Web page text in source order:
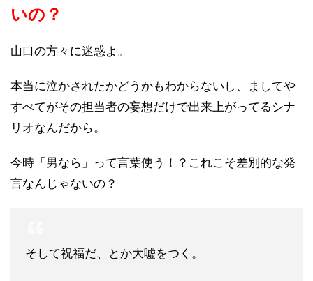
いの？
山口の方々に迷惑よ。
本当に泣かされたかどうかもわからないし、ましてや
すべてがその担当者の妄想だけで出来上がってるシナ
リオなんだから。
今時「男なら」って言葉使う！？これこそ差別的な発
言なんじゃないの？
そして祝福だ、とか大嘘をつく。